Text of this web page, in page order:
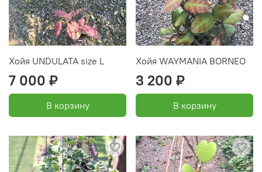
Хойя UNDULATA size L
7 000 ₽
В корзину
Хойя WAYMANIA BORNEO
3 200 ₽
В корзину